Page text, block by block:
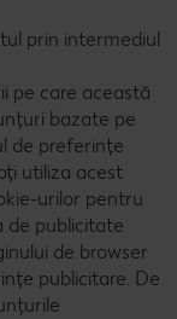
prin intermediul
pe care această
bazate pe
de preferințe
utiliza acest
urilor pentru
de publicitate
de browser
publicitare. De